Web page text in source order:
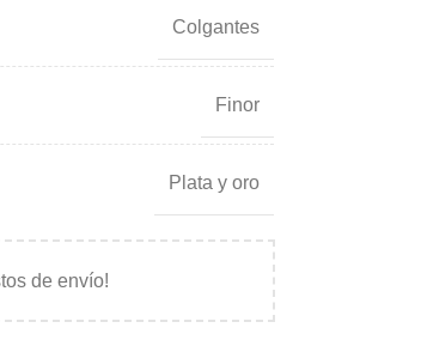
Colgantes
Finor
Plata y oro
de envío!